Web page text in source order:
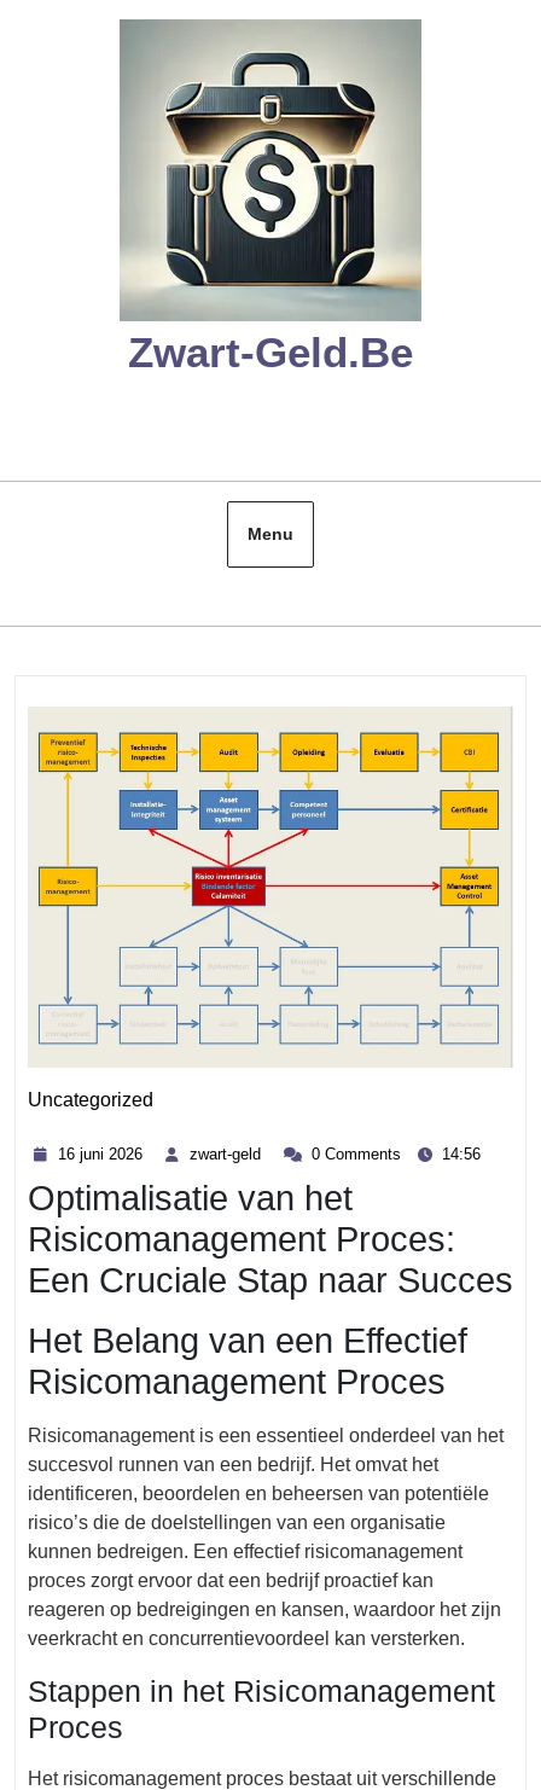
Zwart-Geld.be
Menu
Uncategorized
16 juni 2026
2026
zwart-geld
zwart- 0 Comments 14:56
Optimalisatie van het
Risicomanagement Proces:
Een Cruciale Stap naar Succes
Het Belang van een Effectief
Risicomanagement Proces
Risicomanagement is een essentieel onderdeel van het
succesvol runnen van een bedrijf. Het omvat het
identificeren, beoordelen en beheersen van potentiële
risico’s die de doelstellingen van een organisatie
kunnen bedreigen. Een effectief risicomanagement
proces zorgt ervoor dat een bedrijf proactief kan
reageren op bedreigingen en kansen, waardoor het zijn
veerkracht en concurrentievoordeel kan versterken.
Stappen in het Risicomanagement
Proces
Het risicomanagement proces bestaat uit verschillende